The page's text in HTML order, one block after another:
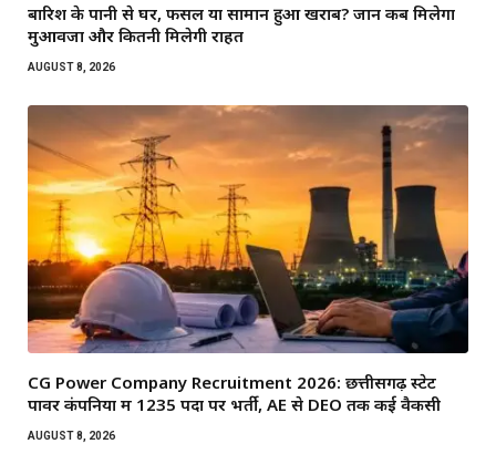
बारिश के पानी से घर, फसल या सामान हुआ खराब? जानें कब मिलेगा
मुआवजा और कितनी मिलेगी राहत
AUGUST 8, 2026
CG Power Company Recruitment 2026: छत्तीसगढ़ स्टेट
पावर कंपनियों में 1235 पदों पर भर्ती, AE से DEO तक कई वैकेंसी
AUGUST 8, 2026